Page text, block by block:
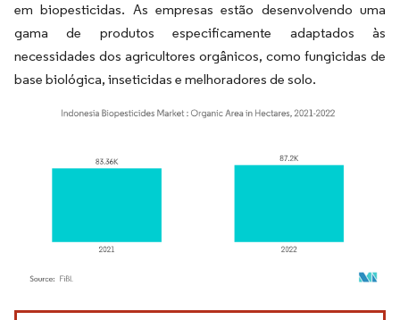
em biopesticidas. As empresas estão desenvolvendo uma
gama de produtos especificamente adaptados às
necessidades dos agricultores orgânicos, como fungicidas de
base biológica, inseticidas e melhoradores de solo.
Imagem © Mordor Intelligence. O reuso requer atribuição conforme CC BY 4.0.